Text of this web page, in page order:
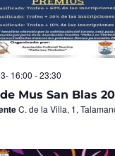
Mus San Blas
16:00 -23:30
C. de la Villa, 1,